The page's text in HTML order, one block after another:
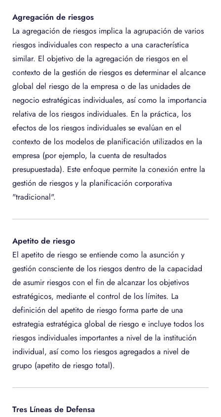
Agregación de riesgos
La agregación de riesgos implica la agrupación de varios
riesgos individuales con respecto a una característica
similar. El objetivo de la agregación de riesgos en el
contexto de la gestión de riesgos es determinar el alcance
global del riesgo de la empresa o de las unidades de
negocio estratégicas individuales, así como la importancia
relativa de los riesgos individuales. En la práctica, los
efectos de los riesgos individuales se evalúan en el
contexto de los modelos de planificación utilizados en la
empresa (por ejemplo, la cuenta de resultados
presupuestada). Este enfoque permite la conexión entre la
gestión de riesgos y la planificación corporativa
"tradicional".
Apetito de riesgo
El apetito de riesgo se entiende como la asunción y
gestión consciente de los riesgos dentro de la capacidad
de asumir riesgos con el fin de alcanzar los objetivos
estratégicos, mediante el control de los límites. La
definición del apetito de riesgo forma parte de una
estrategia estratégica global de riesgo e incluye todos los
riesgos individuales importantes a nivel de la institución
individual, así como los riesgos agregados a nivel de
grupo (apetito de riesgo total).
Tres Líneas de Defensa